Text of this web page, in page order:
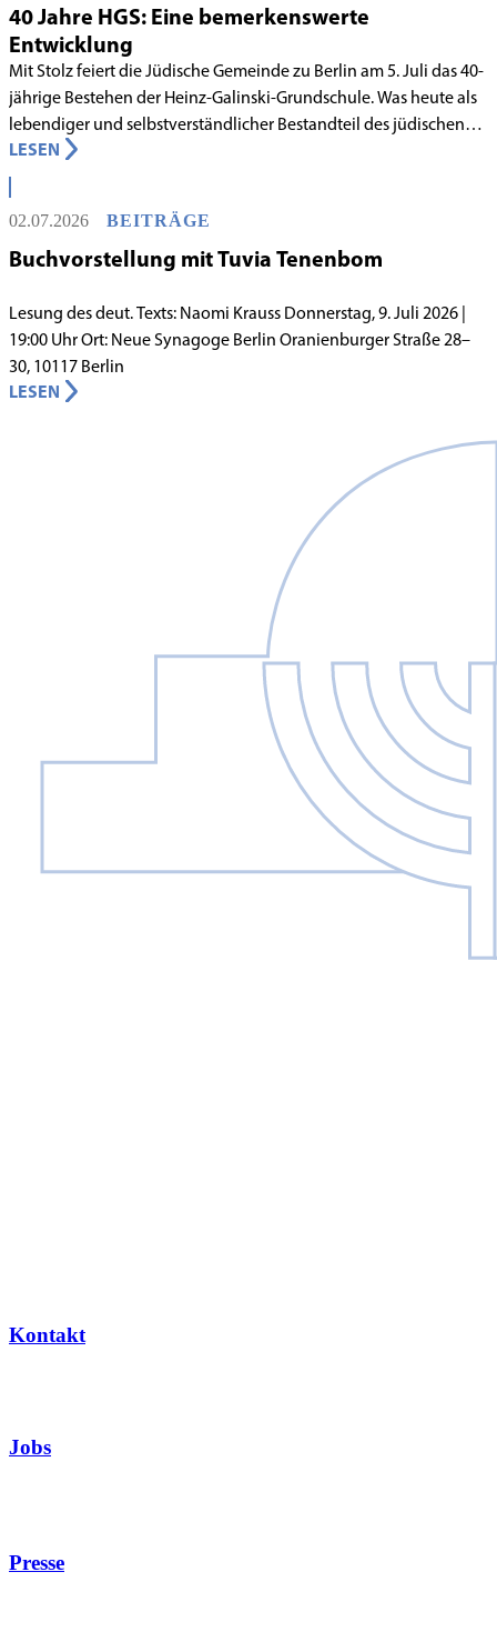
40 Jahre HGS: Eine bemerkenswerte
Entwicklung
Mit Stolz feiert die Jüdische Gemeinde zu Berlin am 5. Juli das 40-
jährige Bestehen der Heinz-Galinski-Grundschule. Was heute als
lebendiger und selbstverständlicher Bestandteil des jüdischen
Lebens in Berlin gilt, begann in den 1980er-Jahren unter
schwierigen Voraussetzungen. Vor dem Hintergrund eines
innergemeindlichen Wandels entstand bereits 1983 die Idee, eine
jüdische Grundschule zu gründen.
LESEN
02.07.2026 BEITRÄGE
Buchvorstellung mit Tuvia Tenenbom
Lesung des deut. Texts: Naomi Krauss Donnerstag, 9. Juli 2026 |
19:00 Uhr Ort: Neue Synagoge Berlin Oranienburger Straße 28–
30, 10117 Berlin
LESEN
Kontakt
Jobs
Presse